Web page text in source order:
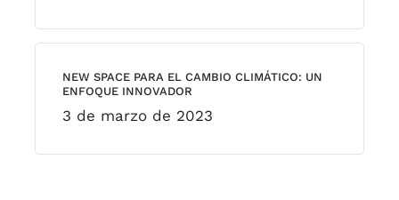
NEW SPACE PARA EL CAMBIO CLIMÁTICO: UN
ENFOQUE INNOVADOR
3 de marzo de 2023